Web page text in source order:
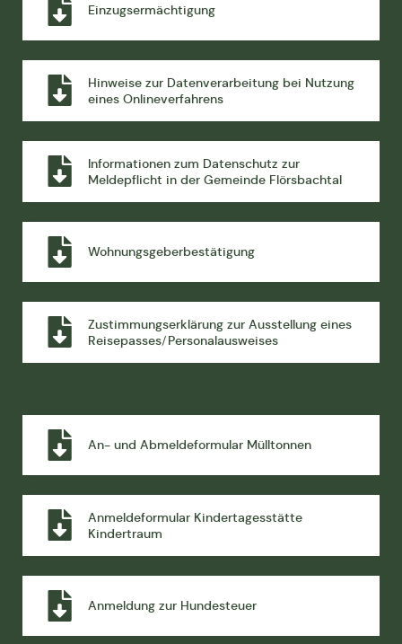
Einzugsermächtigung
Hinweise zur Datenverarbeitung bei Nutzung
eines Onlineverfahrens
Informationen zum Datenschutz zur
Meldepflicht in der Gemeinde Flörsbachtal
Wohnungsgeberbestätigung
Zustimmungserklärung zur Ausstellung eines
Reisepasses/Personalausweises
An- und Abmeldeformular Mülltonnen
Anmeldeformular Kindertagesstätte
Kindertraum
Anmeldung zur Hundesteuer